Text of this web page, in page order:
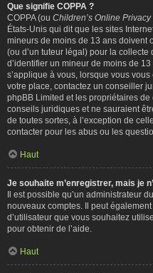
Que signifie COPPA ?
COPPA (ou Children’s Online
États-Unis qui dit que les sites
mineurs de moins de 13 ans doivent
(ou d’un tuteur légal) pour la
d’identifier un mineur de moins de
s’applique à vous, lorsque vous
votre place, contactez un conseiller
phpBB Limited et les propriétaires
conseils juridiques et ne sauraient
de toutes sortes, à l’exception de
contacter pour les abus ou les
Haut
Je souhaite m’enregistrer, mais je
Il est possible qu’un administrateur
nouveaux comptes. Il peut
d’utilisateur que vous souhaitez
pour obtenir de l’aide.
Haut